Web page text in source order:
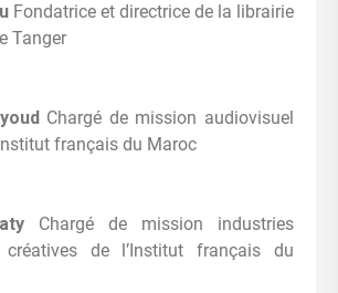
Fondatrice et directrice de la librairie
Tanger
Chargé de mission audiovisuel
français du Maroc
Chargé de mission industries
de l’Institut français du